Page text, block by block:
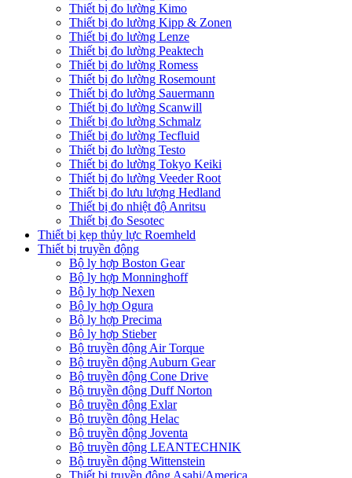
Thiết bị đo lường Kimo
Thiết bị đo lường Kipp & Zonen
Thiết bị đo lường Lenze
Thiết bị đo lường Peaktech
Thiết bị đo lường Romess
Thiết bị đo lường Rosemount
Thiết bị đo lường Sauermann
Thiết bị đo lường Scanwill
Thiết bị đo lường Schmalz
Thiết bị đo lường Tecfluid
Thiết bị đo lường Testo
Thiết bị đo lường Tokyo Keiki
Thiết bị đo lường Veeder Root
Thiết bị đo lưu lượng Hedland
Thiết bị đo nhiệt độ Anritsu
Thiết bị đo Sesotec
Thiết bị kẹp thủy lực Roemheld
Thiết bị truyền động
Bộ ly hợp Boston Gear
Bộ ly hợp Monninghoff
Bộ ly hợp Nexen
Bộ ly hợp Ogura
Bộ ly hợp Precima
Bộ ly hợp Stieber
Bộ truyền động Air Torque
Bộ truyền động Auburn Gear
Bộ truyền động Cone Drive
Bộ truyền động Duff Norton
Bộ truyền động Exlar
Bộ truyền động Helac
Bộ truyền động Joventa
Bộ truyền động LEANTECHNIK
Bộ truyền động Wittenstein
Thiết bị truyền động Asahi/America